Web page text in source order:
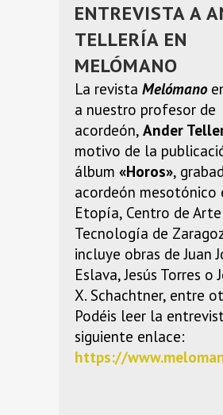
ENTREVISTA A
TELLERÍA EN
MELÓMANO
La revista Melómano
a nuestro profesor de
acordeón, Ander
motivo de la
álbum «Horos»,
acordeón mesotónico
Etopía, Centro de
Tecnología de
incluye obras de Juan
Eslava, Jesús Torres o
X. Schachtner, entre
Podéis leer la
siguiente enlace:
https://